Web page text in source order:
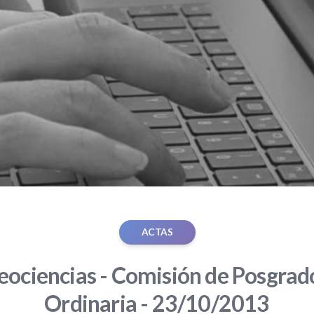
ACTAS
- Comisión de
Ordinaria - 23/10/2013